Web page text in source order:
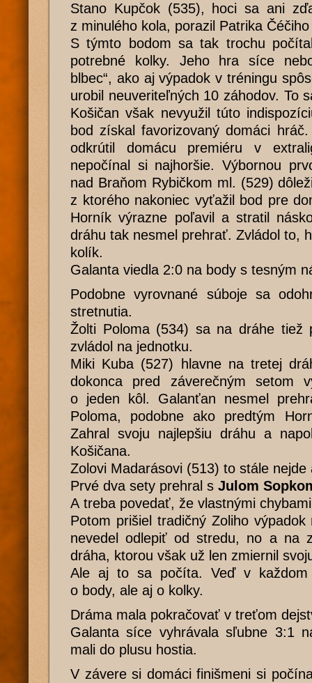
Stano Kupčok (535), hoci sa ani
z minulého kola, porazil Patrika
S týmto bodom sa tak trochu
potrebné kolky. Jeho hra síce
blbec“, ako aj výpadok v tréningu
urobil neuveriteľných 10 záhodov. To
Košičan však nevyužil túto
bod získal favorizovaný domáci
odkrútil domácu premiéru v
nepočínal si najhoršie. Výbornou
nad Braňom Rybičkom ml. (529)
z ktorého nakoniec vyťažil bod pre
Horník výrazne poľavil a stratil
dráhu tak nesmel prehrať. Zvládol to,
kolík.
Galanta viedla 2:0 na body s tesným
Podobne vyrovnané súboje sa
stretnutia.
Žolti Poloma (534) sa na dráhe tiež
zvládol na jednotku.
Miki Kuba (527) hlavne na tretej
dokonca pred záverečným setom
o jeden kôl. Galanťan nesmel
Poloma, podobne ako predtým
Zahral svoju najlepšiu dráhu a
Košičana.
Zolovi Madarásovi (513) to stále nejde
Prvé dva sety prehral s Julom
A treba povedať, že vlastnými
Potom prišiel tradičný Zoliho
nevedel odlepiť od stredu, no a na
dráha, ktorou však už len zmiernil
Ale aj to sa počíta. Veď v každom
o body, ale aj o kolky.
Dráma mala pokračovať v treťom
Galanta síce vyhrávala sľubne 3:1
mali do plusu hostia.
V závere si domáci finišmeni si